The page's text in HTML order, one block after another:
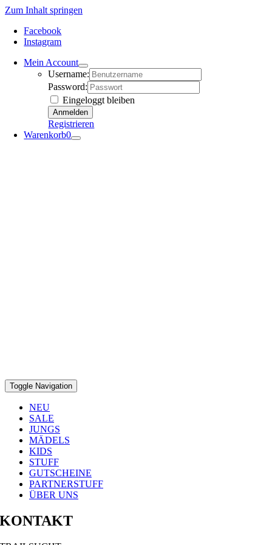
Zum Inhalt springen
Facebook
Instagram
Mein Account
Username:
Password:
Eingeloggt bleiben
Registrieren
Warenkorb0
Toggle Navigation
NEU
SALE
JUNGS
MÄDELS
KIDS
STUFF
GUTSCHEINE
PARTNERSTUFF
ÜBER UNS
KONTAKT